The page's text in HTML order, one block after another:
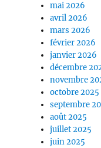
mai 2026
avril 2026
mars 2026
février 2026
janvier 2026
décembre
novembre
octobre 2025
septembre
août 2025
juillet 2025
juin 2025